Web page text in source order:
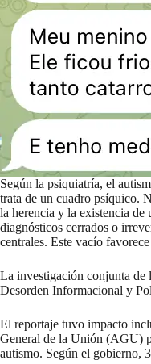
Según la psiquiatría, el
trata de un cuadro psíquico.
la herencia y la existencia de
diagnósticos cerrados o
centrales. Este vacío
La investigación conjunta de
Desorden Informacional y
El reportaje tuvo impacto
General de la Unión (AGU)
autismo. Según el gobierno,